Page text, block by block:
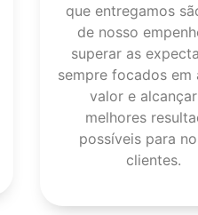
que entregamos
de nosso
superar as
sempre focados em
valor e
melhores
possíveis para
clientes.